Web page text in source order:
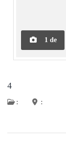
1 de
4
: :